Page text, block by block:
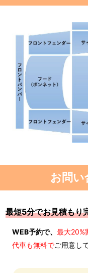
お問い
最短5分でお見積もり
WEB予約で、 最大20%
代車も無料でご用意し